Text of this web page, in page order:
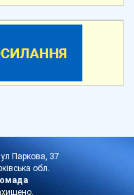
Паркова, 37
обл.